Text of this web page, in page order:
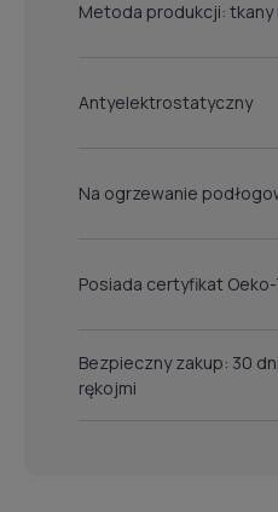
Metoda produkcji: tkany
Antyelektrostatyczny
Na ogrzewanie
Posiada certyfikat
Bezpieczny zakup: 30
rękojmi